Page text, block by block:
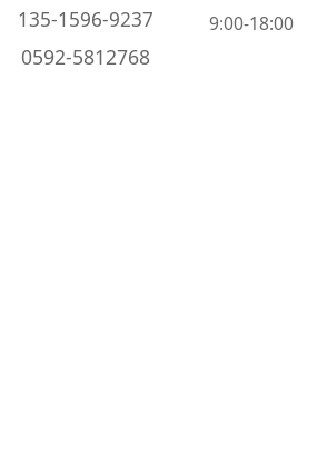
135-1596-9237
0592-5812768
9:00-18:00